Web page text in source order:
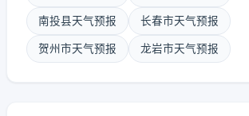
南投县天气预报 长春市天气预报
贺州市天气预报 龙岩市天气预报